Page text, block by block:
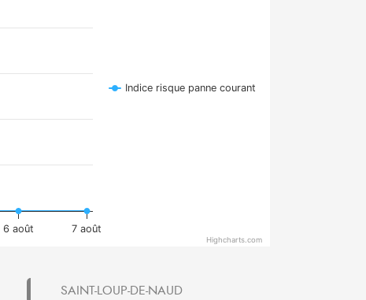
Indice risque panne courant
6 août 7 août
Highcharts.com
SAINT-LOUP-DE-NAUD